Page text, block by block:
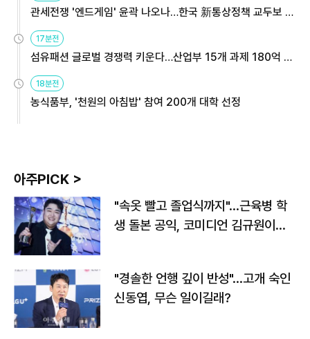
관세전쟁 '엔드게임' 윤곽 나오나…한국 新통상정책 교두보 활
용해야
17분전
섬유패션 글로벌 경쟁력 키운다…산업부 15개 과제 180억 지
원
18분전
농식품부, '천원의 아침밥' 참여 200개 대학 선정
아주PICK >
"속옷 빨고 졸업식까지"…근육병 학
생 돌본 공익, 코미디언 김규원이었
"경솔한 언행 깊이 반성"…고개 숙인
신동엽, 무슨 일이길래?